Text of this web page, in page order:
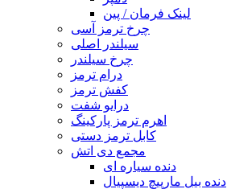
لینک فرمان / پین
چرخ ترمز آسی
سیلندر اصلی
چرخ سیلندر
درام ترمز
کفش ترمز
درایو شفت
اهرم ترمز پارکینگ
کابل ترمز دستی
مجمع دی اتش
دنده سیاره ای
دنده بیل مارپیچ دیسپیال